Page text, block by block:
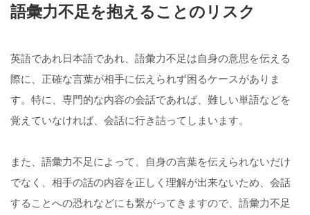
語彙力不足を抱えることのリスク
英語であれ日本語であれ、語彙力不足は自身の意思を伝える
際に、正確な言葉が相手に伝えられず困るケースがありま
す。特に、専門的な内容の会話であれば、難しい単語などを
覚えていなければ、会話に行き詰ってしまいます。
また、語彙力不足によって、自身の言葉を伝えられないだけ
でなく、相手の話の内容を正しく理解が出来ないため、会話
することへの恐れなどにも繋がってきますので、語彙力不足